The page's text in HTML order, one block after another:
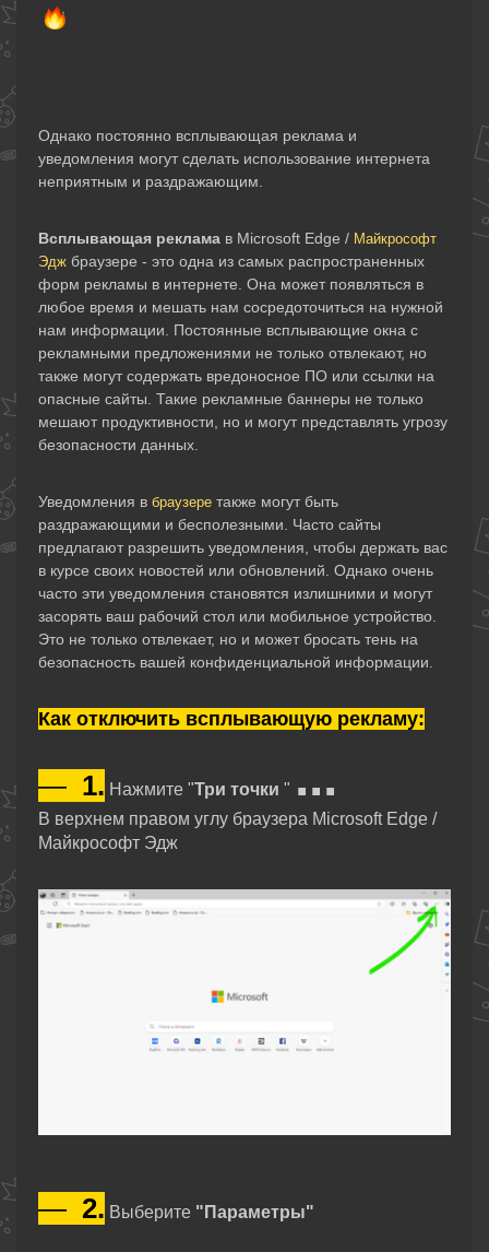
Однако постоянно всплывающая реклама и
уведомления могут сделать использование интернета
неприятным и раздражающим.
Всплывающая реклама в Microsoft Edge / Майкрософт
Эдж браузере - это одна из самых распространенных
форм рекламы в интернете. Она может появляться в
любое время и мешать нам сосредоточиться на нужной
нам информации. Постоянные всплывающие окна с
рекламными предложениями не только отвлекают, но
также могут содержать вредоносное ПО или ссылки на
опасные сайты. Такие рекламные баннеры не только
мешают продуктивности, но и могут представлять угрозу
безопасности данных.
Уведомления в браузере также могут быть
раздражающими и бесполезными. Часто сайты
предлагают разрешить уведомления, чтобы держать вас
в курсе своих новостей или обновлений. Однако очень
часто эти уведомления становятся излишними и могут
засорять ваш рабочий стол или мобильное устройство.
Это не только отвлекает, но и может бросать тень на
безопасность вашей конфиденциальной информации.
Как отключить всплывающую рекламу:
— 1. Нажмите "Три точки " ...
В верхнем правом углу браузера Microsoft Edge /
Майкрософт Эдж
— 2. Выберите "Параметры"